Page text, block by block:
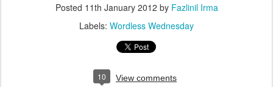
Posted 11th January 2012 by Fazlinil Irma
Labels: Wordless Wednesday
10 View comments